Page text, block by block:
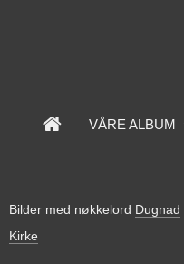
VÅRE ALBUM
Bilder med nøkkelord Dugnad
Kirke